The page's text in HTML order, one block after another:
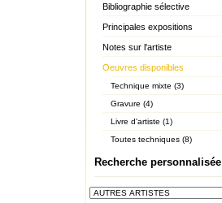
Bibliographie sélective
Principales expositions
Notes sur l'artiste
Oeuvres disponibles
Technique mixte (3)
Gravure (4)
Livre d'artiste (1)
Toutes techniques (8)
Recherche personnalisée